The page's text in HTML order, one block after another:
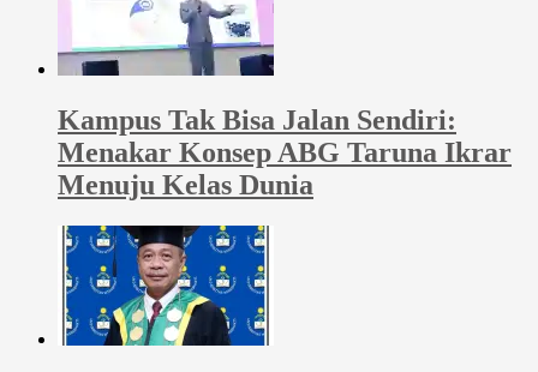
Kampus Tak Bisa Jalan Sendiri:
Menakar Konsep ABG Taruna Ikrar
Menuju Kelas Dunia